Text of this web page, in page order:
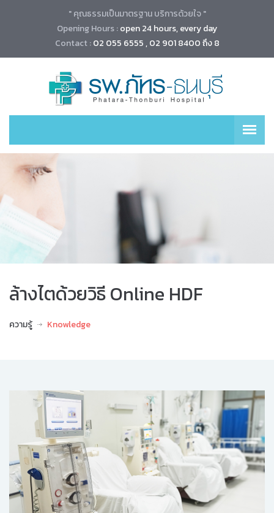
" คุณธรรมเป็นมาตรฐาน บริการด้วยใจ "
Opening Hours :open 24 hours, every day
Contact :02 055 6555 , 02 901 8400 ถึง 8
ล้างไตด้วยวิธี Online HDF
ความรู้ Knowledge